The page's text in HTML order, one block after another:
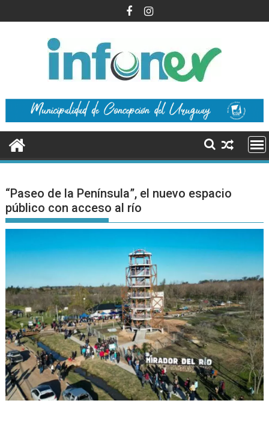
al
“Paseo de la Península”, el nuevo espacio
público con acceso al río